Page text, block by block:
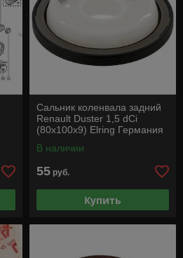
Сальник коленвала задний
Renault Duster 1,5 dCi
(80x100x9) Elring Германия
В наличии
55 руб.
Купить